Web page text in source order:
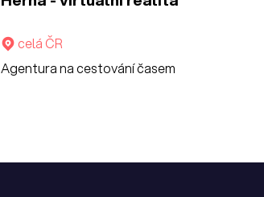
celá ČR
Agentura na cestování časem